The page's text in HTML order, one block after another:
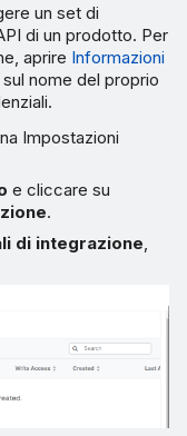
un set di
di un prodotto. Per
aprire Informazioni
nome del proprio
Impostazioni
e cliccare su
.
di integrazione,